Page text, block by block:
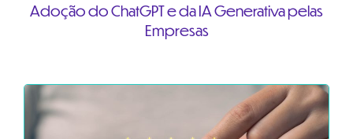
Adoção do ChatGPT e da IA Generativa pelas
Empresas